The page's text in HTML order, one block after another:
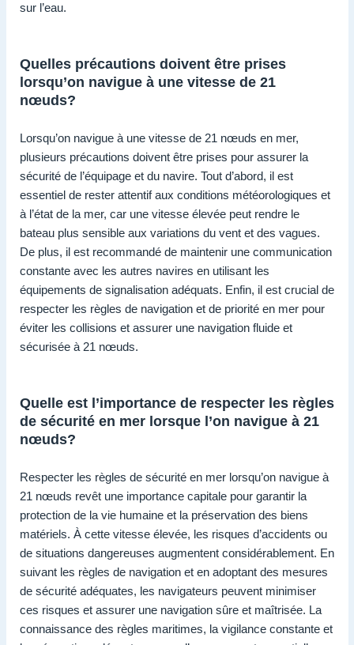
sur l’eau.
Quelles précautions doivent être prises
lorsqu’on navigue à une vitesse de 21
nœuds?
Lorsqu’on navigue à une vitesse de 21 nœuds en mer,
plusieurs précautions doivent être prises pour assurer la
sécurité de l’équipage et du navire. Tout d’abord, il est
essentiel de rester attentif aux conditions météorologiques et
à l’état de la mer, car une vitesse élevée peut rendre le
bateau plus sensible aux variations du vent et des vagues.
De plus, il est recommandé de maintenir une communication
constante avec les autres navires en utilisant les
équipements de signalisation adéquats. Enfin, il est crucial de
respecter les règles de navigation et de priorité en mer pour
éviter les collisions et assurer une navigation fluide et
sécurisée à 21 nœuds.
Quelle est l’importance de respecter les règles
de sécurité en mer lorsque l’on navigue à 21
nœuds?
Respecter les règles de sécurité en mer lorsqu’on navigue à
21 nœuds revêt une importance capitale pour garantir la
protection de la vie humaine et la préservation des biens
matériels. À cette vitesse élevée, les risques d’accidents ou
de situations dangereuses augmentent considérablement. En
suivant les règles de navigation et en adoptant des mesures
de sécurité adéquates, les navigateurs peuvent minimiser
ces risques et assurer une navigation sûre et maîtrisée. La
connaissance des règles maritimes, la vigilance constante et